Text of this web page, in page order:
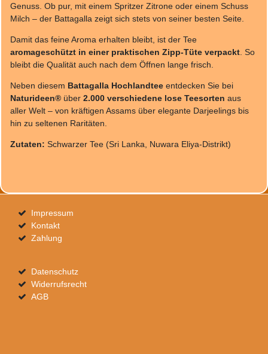
Genuss. Ob pur, mit einem Spritzer Zitrone oder einem Schuss
Milch – der Battagalla zeigt sich stets von seiner besten Seite.
Damit das feine Aroma erhalten bleibt, ist der Tee
aromageschützt in einer praktischen Zipp-Tüte verpackt . So
bleibt die Qualität auch nach dem Öffnen lange frisch.
Neben diesem Battagalla Hochlandtee entdecken Sie bei
Naturideen® über 2.000 verschiedene lose Teesorten aus
aller Welt – von kräftigen Assams über elegante Darjeelings bis
hin zu seltenen Raritäten.
Zutaten: Schwarzer Tee (Sri Lanka, Nuwara Eliya-Distrikt)
Impressum
Kontakt
Zahlung
Datenschutz
Widerrufsrecht
AGB